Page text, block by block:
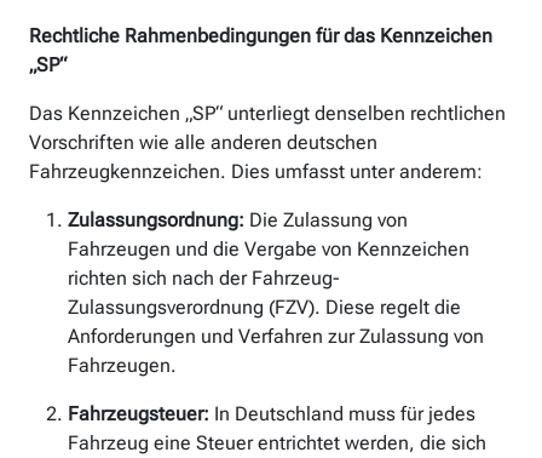
Rechtliche Rahmenbedingungen für das Kennzeichen
„SP“
Das Kennzeichen „SP“ unterliegt denselben rechtlichen
Vorschriften wie alle anderen deutschen
Fahrzeugkennzeichen. Dies umfasst unter anderem:
Zulassungsordnung: Die Zulassung von
Fahrzeugen und die Vergabe von Kennzeichen
richten sich nach der Fahrzeug-
Zulassungsverordnung (FZV). Diese regelt die
Anforderungen und Verfahren zur Zulassung von
Fahrzeugen.
Fahrzeugsteuer: In Deutschland muss für jedes
Fahrzeug eine Steuer entrichtet werden, die sich